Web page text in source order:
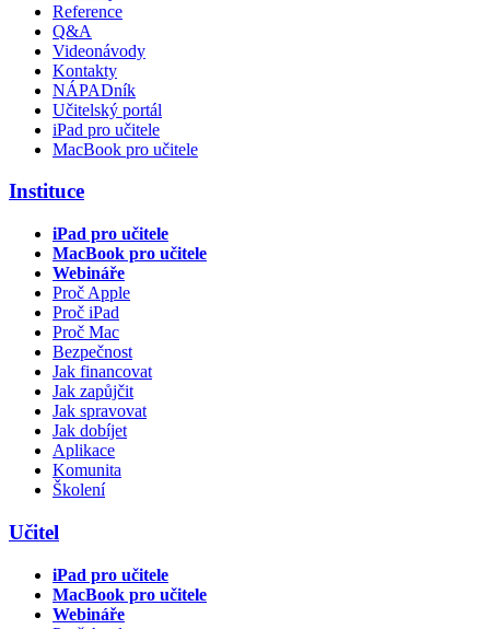
Reference
Q&A
Videonávody
Kontakty
NÁPADník
Učitelský portál
iPad pro učitele
MacBook pro učitele
Instituce
iPad pro učitele
MacBook pro učitele
Webináře
Proč Apple
Proč iPad
Proč Mac
Bezpečnost
Jak financovat
Jak zapůjčit
Jak spravovat
Jak dobíjet
Aplikace
Komunita
Školení
Učitel
iPad pro učitele
MacBook pro učitele
Webináře